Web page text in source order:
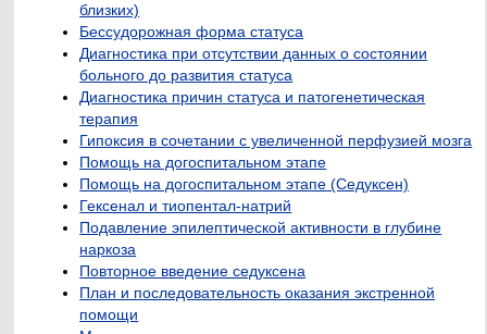
близких)
Бессудорожная форма статуса
Диагностика при отсутствии данных о состоянии
больного до развития статуса
Диагностика причин статуса и патогенетическая
терапия
Гипоксия в сочетании с увеличенной перфузией мозга
Помощь на догоспитальном этапе
Помощь на догоспитальном этапе (Седуксен)
Гексенал и тиопентал-натрий
Подавление эпилептической активности в глубине
наркоза
Повторное введение седуксена
План и последовательность оказания экстренной
помощи